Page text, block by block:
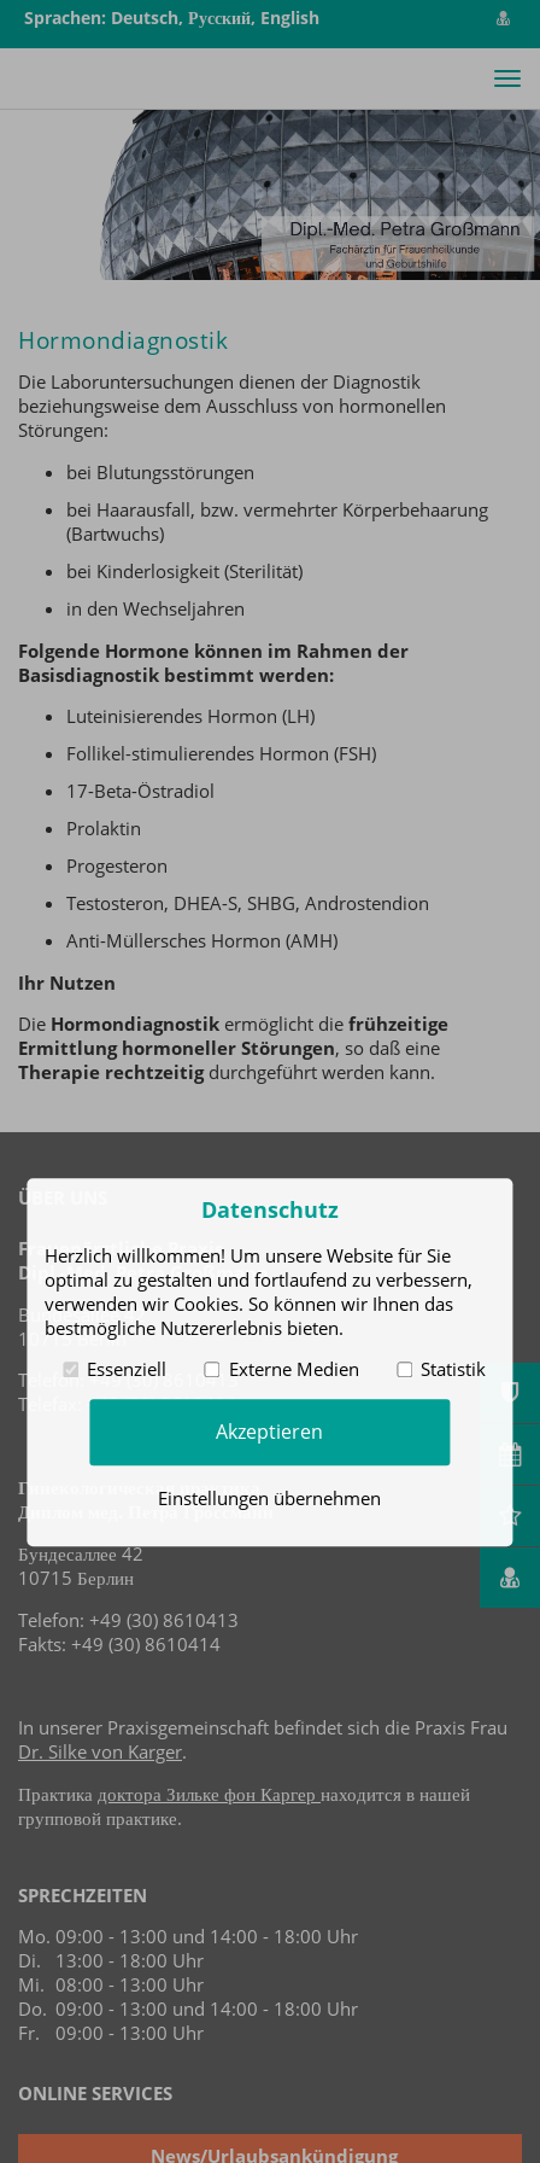
Sprachen: Deutsch, Русский, English
Hormondiagnostik
Die Laboruntersuchungen dienen der Diagnostik
beziehungsweise dem Ausschluss von hormonellen
Störungen:
bei Blutungsstörungen
bei Haarausfall, bzw. vermehrter Körperbehaarung
(Bartwuchs)
bei Kinderlosigkeit (Sterilität)
in den Wechseljahren
Folgende Hormone können im Rahmen der
Basisdiagnostik bestimmt werden:
Luteinisierendes Hormon (LH)
Follikel-stimulierendes Hormon (FSH)
17-Beta-Östradiol
Prolaktin
Progesteron
Testosteron, DHEA-S, SHBG, Androstendion
Anti-Müllersches Hormon (AMH)
Ihr Nutzen
Die Hormondiagnostik ermöglicht die frühzeitige
Ermittlung hormoneller Störungen, so daß eine
Therapie rechtzeitigdurchgeführt werden kann.
ÜBER UNS
Frauenärztliche Praxis
Dipl.-Med. Petra Großmann
Bundesallee 42
10715 Berlin
Telefon: +49 (30) 8610413
Telefax: +49 (30) 8610414
Гинекологическая практика
Диплом мед. Петра Гроссманн
Бундесаллее 42
10715 Берлин
Telefon: +49 (30) 8610413
Fakts: +49 (30) 8610414
In unserer Praxisgemeinschaft befindet sich die Praxis Frau
Dr. Silke von Karger.
Практика доктора Зильке фон Каргер находится в нашей
групповой практике.
SPRECHZEITEN
Mo. 09:00 - 13:00 und 14:00 - 18:00 Uhr
Di.
13:00 - 18:00 Uhr
Mi. 08:00 - 13:00 Uhr
Do. 09:00 - 13:00 und 14:00 - 18:00 Uhr
Fr.
09:00 - 13:00 Uhr
ONLINE SERVICES
News/Urlaubsankündigung
Datenschutz
Herzlich willkommen! Um unsere Website für Sie
optimal zu gestalten und fortlaufend zu verbessern,
verwenden wir Cookies. So können wir Ihnen das
bestmögliche Nutzererlebnis bieten.
Essenziell
Externe Medien Statistik
Akzeptieren
Einstellungen übernehmen